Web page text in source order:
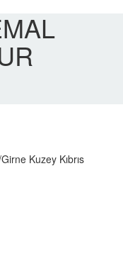
Kuzey Kıbrıs